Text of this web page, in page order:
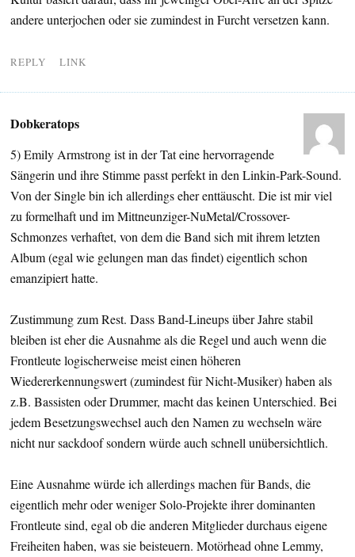
andere unterjochen oder sie zumindest in Furcht versetzen kann.
REPLY LINK
Dobkeratops
5) Emily Armstrong ist in der Tat eine hervorragende
Sängerin und ihre Stimme passt perfekt in den Linkin-Park-Sound.
Von der Single bin ich allerdings eher enttäuscht. Die ist mir viel
zu formelhaft und im Mittneunziger-NuMetal/Crossover-
Schmonzes verhaftet, von dem die Band sich mit ihrem letzten
Album (egal wie gelungen man das findet) eigentlich schon
emanzipiert hatte.
Zustimmung zum Rest. Dass Band-Lineups über Jahre stabil
bleiben ist eher die Ausnahme als die Regel und auch wenn die
Frontleute logischerweise meist einen höheren
Wiedererkennungswert (zumindest für Nicht-Musiker) haben als
z.B. Bassisten oder Drummer, macht das keinen Unterschied. Bei
jedem Besetzungswechsel auch den Namen zu wechseln wäre
nicht nur sackdoof sondern würde auch schnell unübersichtlich.
Eine Ausnahme würde ich allerdings machen für Bands, die
eigentlich mehr oder weniger Solo-Projekte ihrer dominanten
Frontleute sind, egal ob die anderen Mitglieder durchaus eigene
Freiheiten haben, was sie beisteuern. Motörhead ohne Lemmy,